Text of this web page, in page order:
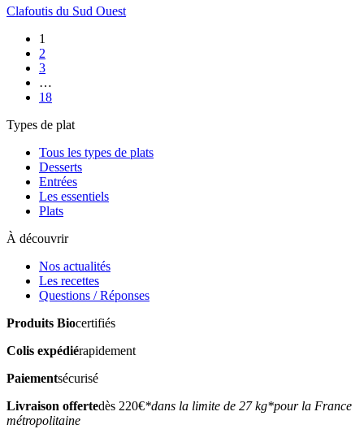
Clafoutis du Sud Ouest
1
2
3
…
18
Types de plat
Tous les types de plats
Desserts
Entrées
Les essentiels
Plats
À découvrir
Nos actualités
Les recettes
Questions / Réponses
Produits Biocertifiés
Colis expédiérapidement
Paiementsécurisé
Livraison offertedès 220€*dans la limite de 27 kg*pour la France
métropolitaine